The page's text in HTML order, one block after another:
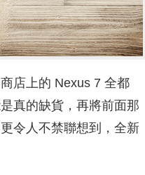
店上的 Nexus 7 全都
真的缺貨，再將前面那
令人不禁聯想到，全新